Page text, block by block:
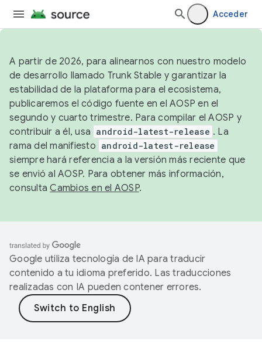
Acceder
A partir de 2026, para alinearnos con nuestro modelo
de desarrollo llamado Trunk Stable y garantizar la
estabilidad de la plataforma para el ecosistema,
publicaremos el código fuente en el AOSP en el
segundo y cuarto trimestre. Para compilar el AOSP y
contribuir a él, usa android-latest-release . La
rama del manifiesto android-latest-release
siempre hará referencia a la versión más reciente que
se envió al AOSP. Para obtener más información,
consultaCambios en el AOSP.
Google utiliza tecnología de IA para traducir
contenido a tu idioma preferido. Las traducciones
realizadas con IA pueden contener errores.